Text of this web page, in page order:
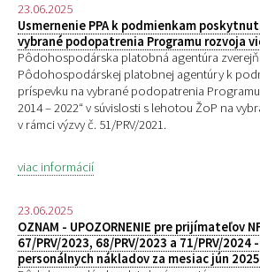
23.06.2025
Usmernenie PPA k podmienkam
vybrané podopatrenia Programu rozvoja
Pôdohospodárska platobná agentúra
Pôdohospodárskej platobnej agentúry k
príspevku na vybrané podopatrenia
2014 – 2022“ v súvislosti s lehotou ŽoP na
v rámci výzvy č. 51/PRV/2021.
viac informácií
23.06.2025
OZNAM - UPOZORNENIE pre prijímateľov
67/PRV/2023, 68/PRV/2023 a 71/PRV/
personálnych nákladov za mesiac jún 2025